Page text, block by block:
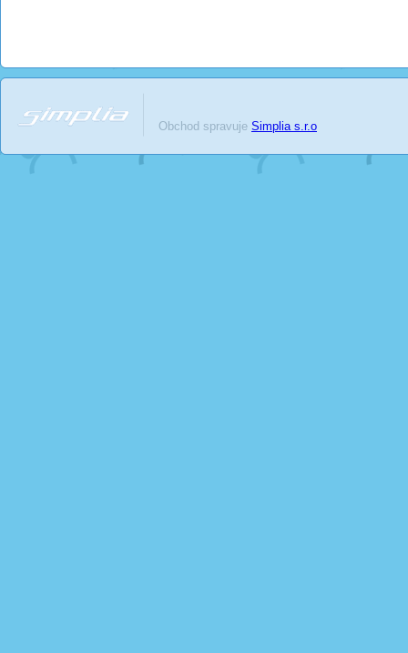
Obchod spravuje Simplia s.r.o